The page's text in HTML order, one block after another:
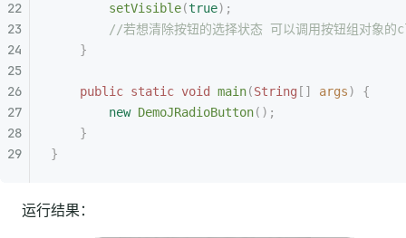
        setVisible
(true);
//若想清除按钮的选择状态 可以调用按钮组对象
    }
    public
static void main(String [] args)
{
        new
DemoJRadioButton();
    }
}
运行结果：